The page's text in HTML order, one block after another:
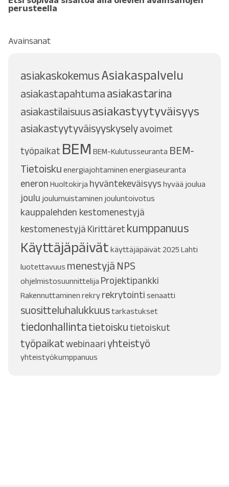
perusteella
Avainsanat
asiakaskokemusAsiakaspalvelu
asiakastapahtuma asiakastarina
asiakastilaisuusasiakastyytyväisyys
asiakastyytyväisyyskyselyavoimet
työpaikat BEM BEM-Kulutusseuranta BEM-
Tietoisku energiajohtaminen energiaseuranta
eneron Huoltokirja hyväntekeväisyys hyvää joulua
joulu joulumuistaminen jouluntoivotus
kauppalehden kestomenestyjä
kestomenestyjä Kirittäretkumppanuus
Käyttäjäpäivät käyttäjäpäivät 2025 Lahti
luotettavuus menestyjä NPS
ohjelmistosuunnittelija Projektipankki
Rakennuttaminen rekry rekrytointi senaatti
suositteluhalukkuustarkastukset
tiedonhallintatietoiskutietoiskut
työpaikatwebinaariyhteistyö
yhteistyökumppanuus